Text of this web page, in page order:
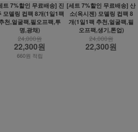
트 7%할인 무료배송] 진
모델링 컵팩 8개(1일1팩
천,얼굴팩,필오프팩,투
명,광채)
24,000원
22,300원
660원 적립
[세트 7%할인 무료배송] 산
소(옥시젠) 모델링 컵팩 8
개(1일1팩 추천,얼굴팩,필
오프팩,생기,톤업)
24,000원
22,300원